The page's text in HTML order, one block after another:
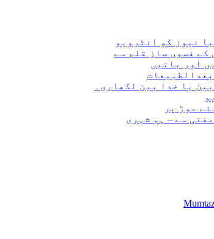
نیوز کو انٹرویو
کے فسوں ساز قلم سے
اور باتیں
یا خدا بین لکھاری۔
موڑ پر
سے – ہم شہری